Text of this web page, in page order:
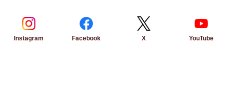
Instagram Facebook X YouTube